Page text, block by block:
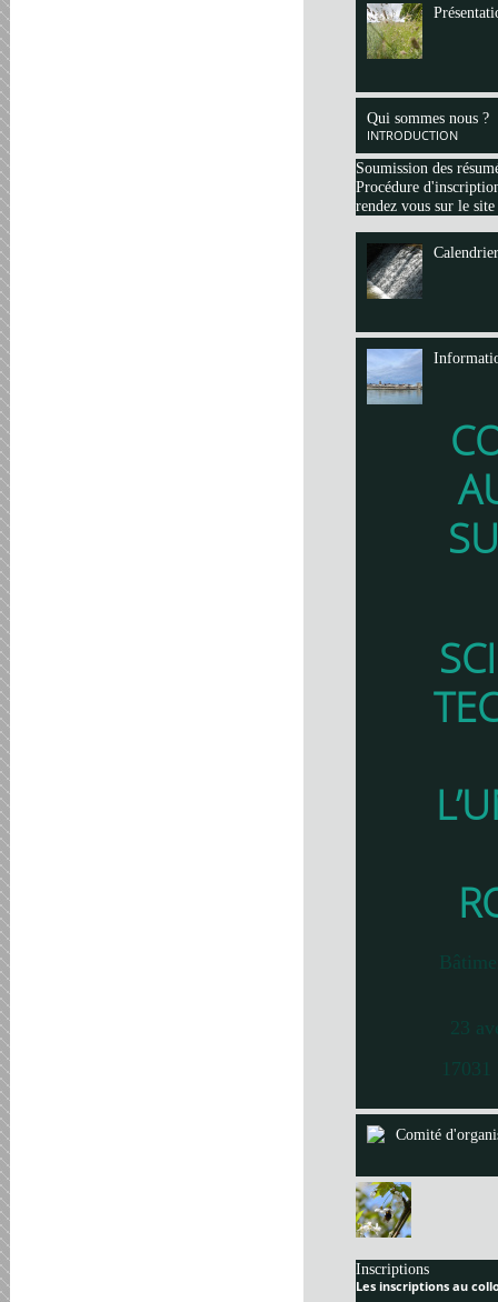
Qui sommes nous ?
INTRODUCTION
Soumission des
Procédure
rendez vous sur le
Calendrier
23
Comité
Inscriptions
Les inscriptions au